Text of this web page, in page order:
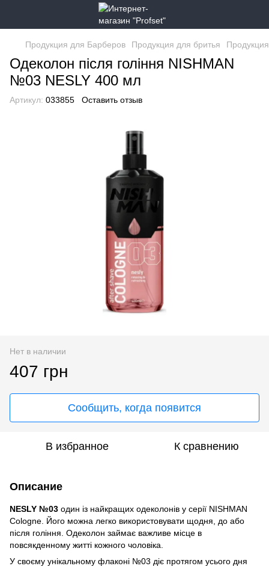
Продукция для Барберов Продукция для бритья
Одеколон після гоління NISHMAN
№03 NESLY 400 мл
Артикул: 033855 Оставить отзыв
Нет в наличии
407 грн
Сообщить, когда появится
В избранное К сравнению
Описание
NESLY №03 один із найкращих одеколонів у серії NISHMAN
Cologne. Його можна легко використовувати щодня, до або
після гоління. Одеколон займає важливе місце в
повсякденному житті кожного чоловіка.
У своєму унікальному флаконі №03 діє протягом усього дня